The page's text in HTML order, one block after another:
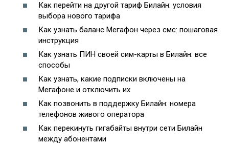
Как перейти на другой тариф Билайн: условия
выбора нового тарифа
Как узнать баланс Мегафон через смс: пошаговая
инструкция
Как узнать ПИН своей сим-карты в Билайн: все
способы
Как узнать, какие подписки включены на
Мегафоне и отключить их
Как позвонить в поддержку Билайн: номера
телефонов живого оператора
Как перекинуть гигабайты внутри сети Билайн
между абонентами